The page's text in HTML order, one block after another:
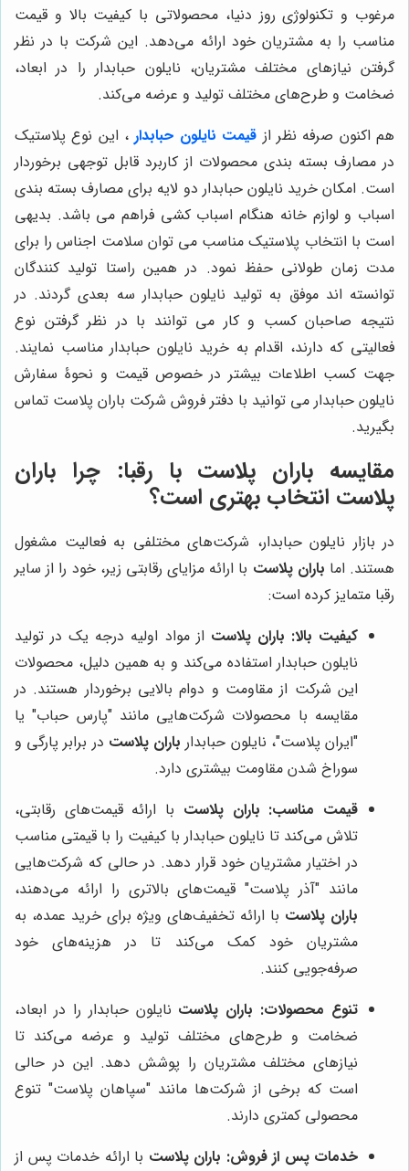
مرغوب و تکنولوژی روز دنیا، محصولاتی با کیفیت بالا و قیمت
مناسب را به مشتریان خود ارائه می‌دهد. این شرکت با در نظر
گرفتن نیازهای مختلف مشتریان، نایلون حبابدار را در ابعاد،
ضخامت و طرح‌های مختلف تولید و عرضه می‌کند.
هم اکنون صرفه نظر از قیمت نایلون حبابدار ، این نوع پلاستیک
در مصارف بسته بندی محصولات از کاربرد قابل توجهی برخوردار
است. امکان خرید نایلون حبابدار دو لایه برای مصارف بسته بندی
اسباب و لوازم خانه هنگام اسباب کشی فراهم می باشد. بدیهی
است با انتخاب پلاستیک مناسب می توان سلامت اجناس را برای
مدت زمان طولانی حفظ نمود. در همین راستا تولید کنندگان
توانسته اند موفق به تولید نایلون حبابدار سه بعدی گردند. در
نتیجه صاحبان کسب و کار می توانند با در نظر گرفتن نوع
فعالیتی که دارند، اقدام به خرید نایلون حبابدار مناسب نمایند.
جهت کسب اطلاعات بیشتر در خصوص قیمت و نحوۀ سفارش
نایلون حبابدار می توانید با دفتر فروش شرکت باران پلاست تماس
بگیرید.
مقایسه باران پلاست با رقبا: چرا باران
پلاست انتخاب بهتری است؟
در بازار نایلون حبابدار، شرکت‌های مختلفی به فعالیت مشغول
هستند. اما باران پلاست با ارائه مزایای رقابتی زیر، خود را از سایر
رقبا متمایز کرده است:
کیفیت بالا: باران پلاست از مواد اولیه درجه یک در تولید
نایلون حبابدار استفاده می‌کند و به همین دلیل، محصولات
این شرکت از مقاومت و دوام بالایی برخوردار هستند. در
مقایسه با محصولات شرکت‌هایی مانند "پارس حباب" یا
"ایران پلاست"، نایلون حبابدار باران پلاست در برابر پارگی و
سوراخ شدن مقاومت بیشتری دارد.
قیمت مناسب: باران پلاست با ارائه قیمت‌های رقابتی،
تلاش می‌کند تا نایلون حبابدار با کیفیت را با قیمتی مناسب
در اختیار مشتریان خود قرار دهد. در حالی که شرکت‌هایی
مانند "آذر پلاست" قیمت‌های بالاتری را ارائه می‌دهند،
باران پلاست با ارائه تخفیف‌های ویژه برای خرید عمده، به
مشتریان خود کمک می‌کند تا در هزینه‌های خود
صرفه‌جویی کنند.
تنوع محصولات: باران پلاست نایلون حبابدار را در ابعاد،
ضخامت و طرح‌های مختلف تولید و عرضه می‌کند تا
نیازهای مختلف مشتریان را پوشش دهد. این در حالی
است که برخی از شرکت‌ها مانند "سپاهان پلاست" تنوع
محصولی کمتری دارند.
خدمات پس از فروش: باران پلاست با ارائه خدمات پس از